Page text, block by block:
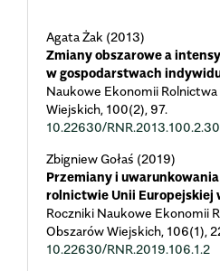
Agata Żak (2013)
Zmiany obszarowe a
w gospodarstwach
Naukowe Ekonomii
Wiejskich, 100(2), 97.
10.22630/RNR.2013.100.2.30
Zbigniew Gołaś (2019)
Przemiany i
rolnictwie Unii Europejskiej
Roczniki Naukowe Ekonomii
Obszarów Wiejskich, 106(1),
10.22630/RNR.2019.106.1.2